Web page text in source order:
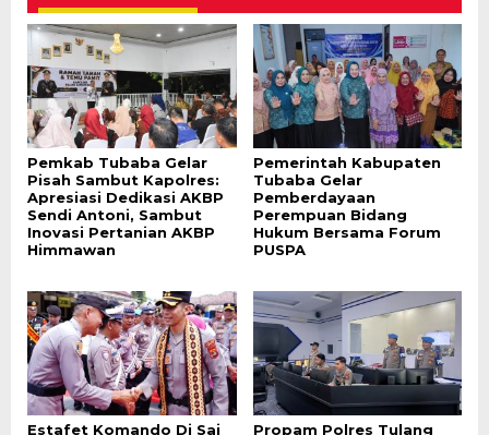
Pemkab Tubaba Gelar
Pisah Sambut Kapolres:
Apresiasi Dedikasi AKBP
Sendi Antoni, Sambut
Inovasi Pertanian AKBP
Himmawan
Pemerintah Kabupaten
Tubaba Gelar
Pemberdayaan
Perempuan Bidang
Hukum Bersama Forum
PUSPA
Estafet Komando Di Sai Propam Polres Tulang